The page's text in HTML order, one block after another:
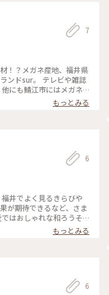
7
！？メガネ産地、福井県
ンドsur。 テレビや雑誌
にも鯖江市にはメガネ
アイテムがたくさん！
もっとみる
6
井でよく見るきらびや
が期待できるなど、さま
はおしゃれな和ろうそ
す！ #越前和蝋
#わたしの街 #ことり
もっとみる
6